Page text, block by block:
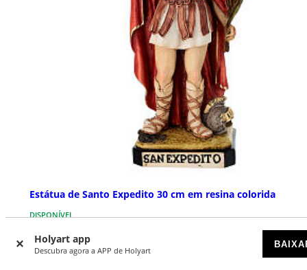
Holyart app
Descubra agora a APP de Holyart
Estátua de Santo Expedito 30 cm em resina colorida
DISPONÍVEL
€ 89,00